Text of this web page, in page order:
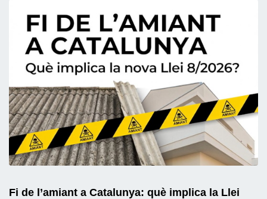
Fi de l’amiant a Catalunya: què implica la Llei